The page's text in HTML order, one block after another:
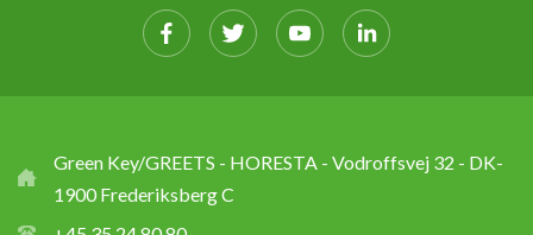
Green Key/GREETS - HORESTA - Vodroffsvej 32 - DK-
1900 Frederiksberg C